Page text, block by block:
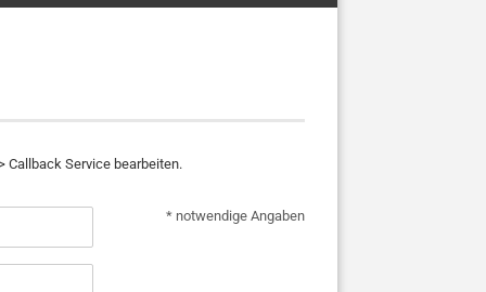
Callback Service bearbeiten.
* notwendige Angaben